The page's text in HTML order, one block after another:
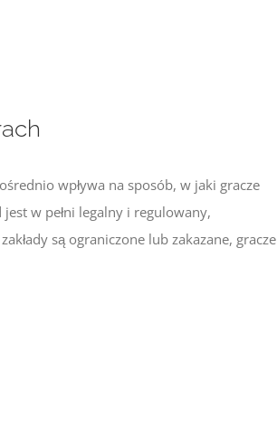
wpływa na sposób, w jaki gracze
w pełni legalny i regulowany,
są ograniczone lub zakazane, gracze